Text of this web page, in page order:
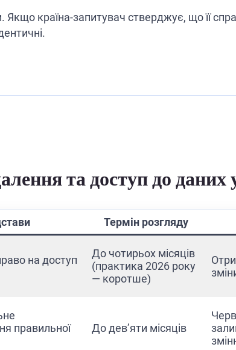
країна-запитувач стверджує, що її
та доступ до даних
Термін розгляду
на доступ
До чотирьох місяців
(практика 2026 року
— коротше)
правильної
До дев’яти місяців